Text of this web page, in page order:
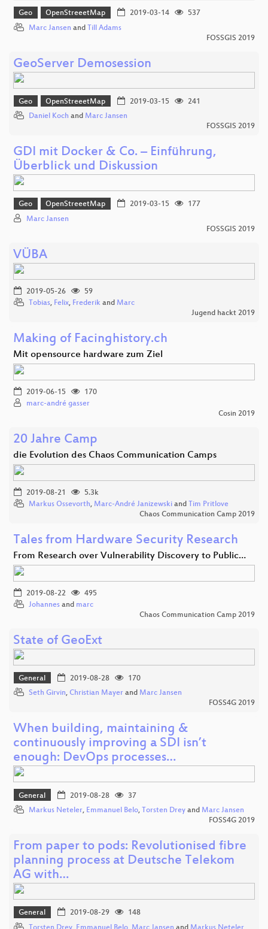
Geo OpenStreeetMap 2019-03-14
537
Marc Jansen and Till Adams
FOSSGIS 2019
GeoServer Demosession
Geo OpenStreeetMap 2019-03-15
241
Daniel Koch and Marc Jansen
FOSSGIS 2019
GDI mit Docker & Co. – Einführung,
Überblick und Diskussion
Geo OpenStreeetMap 2019-03-15
177
Marc Jansen
FOSSGIS 2019
VÜBA
2019-05-26
59
Tobias, Felix, Frederik and Marc
Jugend hackt 2019
Making of Facinghistory.ch
Mit opensource hardware zum Ziel
2019-06-15
170
marc-andré gasser
Cosin 2019
20 Jahre Camp
die Evolution des Chaos Communication Camps
2019-08-21
5.3k
Markus Ossevorth, Marc-André Janizewski and Tim Pritlove
Chaos Communication Camp 2019
Tales from Hardware Security Research
From Research over Vulnerability Discovery to Public…
2019-08-22
495
Johannes and marc
Chaos Communication Camp 2019
State of GeoExt
General 2019-08-28
170
Seth Girvin, Christian Mayer and Marc Jansen
FOSS4G 2019
When building, maintaining &
continuously improving a SDI isn’t
enough: DevOps processes…
General 2019-08-28
37
Markus Neteler, Emmanuel Belo, Torsten Drey and Marc Jansen
FOSS4G 2019
From paper to pods: Revolutionised fibre
planning process at Deutsche Telekom
AG with…
General 2019-08-29
148